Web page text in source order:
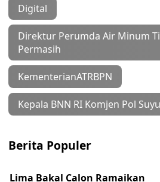
Digital
Direktur Perumda Air Minum
Permasih
KementerianATRBPN
Kepala BNN RI Komjen Pol
Berita Populer
Lima Bakal Calon Ramaikan